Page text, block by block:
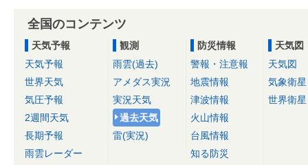
全国のコンテンツ
天気予報
天気予報
世界天気
気圧予報
2週間天気
長期予報
雨雲レーダー
観測
雨雲(過去)
アメダス実況
実況天気
過去天気
雷(実況)
防災情報
警報・注意報
地震情報
津波情報
火山情報
台風情報
知る防災
天気図
天気図
気象衛星
世界衛星